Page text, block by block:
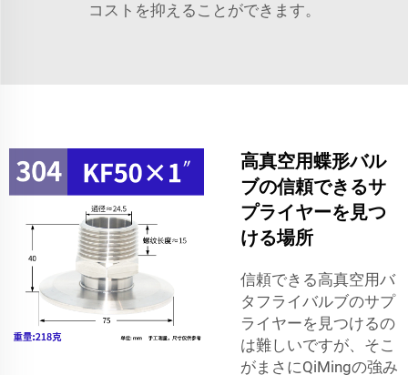
コストを抑えることができます。
高真空用蝶形バル
ブの信頼できるサ
プライヤーを見つ
ける場所
信頼できる高真空用バ
タフライバルブのサプ
ライヤーを見つけるの
は難しいですが、そこ
がまさにQiMingの強み